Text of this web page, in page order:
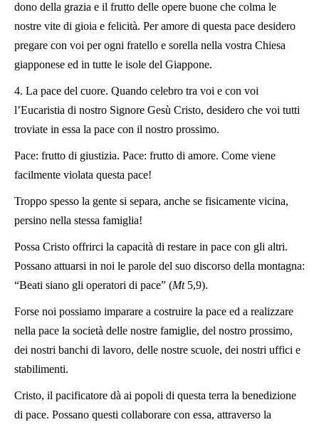
dono della grazia e il frutto delle opere buone che colma le
nostre vite di gioia e felicità. Per amore di questa pace desidero
pregare con voi per ogni fratello e sorella nella vostra Chiesa
giapponese ed in tutte le isole del Giappone.
4. La pace del cuore. Quando celebro tra voi e con voi
l’Eucaristia di nostro Signore Gesù Cristo, desidero che voi tutti
troviate in essa la pace con il nostro prossimo.
Pace: frutto di giustizia. Pace: frutto di amore. Come viene
facilmente violata questa pace!
Troppo spesso la gente si separa, anche se fisicamente vicina,
persino nella stessa famiglia!
Possa Cristo offrirci la capacità di restare in pace con gli altri.
Possano attuarsi in noi le parole del suo discorso della montagna:
“Beati siano gli operatori di pace” (Mt5,9).
Forse noi possiamo imparare a costruire la pace ed a realizzare
nella pace la società delle nostre famiglie, del nostro prossimo,
dei nostri banchi di lavoro, delle nostre scuole, dei nostri uffici e
stabilimenti.
Cristo, il pacificatore dà ai popoli di questa terra la benedizione
di pace. Possano questi collaborare con essa, attraverso la